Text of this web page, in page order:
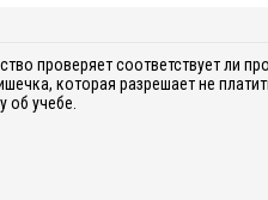
проверяет соответствует ли
которая разрешает не
об учебе.